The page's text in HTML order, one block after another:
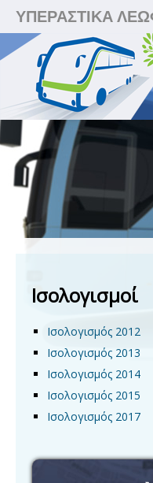
ΥΠΕΡΑΣΤΙΚΑ
Ισολογισμοί
Ισολογισμός 2012
Ισολογισμός 2013
Ισολογισμός 2014
Ισολογισμός 2015
Ισολογισμός 2017